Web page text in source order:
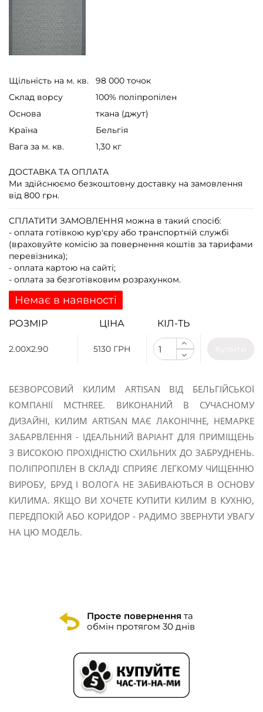
Щільність на м. кв.
98 000 точок
Склад ворсу
100% поліпропілен
Основа
ткана (джут)
Країна
Бельгія
Вага за м. кв.
1,30 кг
ДОСТАВКА ТА ОПЛАТА
Ми здійснюємо безкоштовну доставку на замовлення
від 800 грн.
СПЛАТИТИ ЗАМОВЛЕННЯ можна в такий спосіб:
- оплата готівкою кур'єру або транспортній службі
(враховуйте комісію за повернення коштів за тарифами
перевізника);
- оплата картою на сайті;
- оплата за безготівковим розрахунком.
Немає в наявності
РОЗМІР ЦІНА КІЛ-ТЬ
2.00X2.90 5130 ГРН
БЕЗВОРСОВИЙ КИЛИМ ARTISAN ВІД БЕЛЬГІЙСЬКОЇ
КОМПАНІЇ MCTHREE. ВИКОНАНИЙ В СУЧАСНОМУ
ДИЗАЙНІ, КИЛИМ ARTISAN МАЄ ЛАКОНІЧНЕ, НЕМАРКЕ
ЗАБАРВЛЕННЯ - ІДЕАЛЬНИЙ ВАРІАНТ ДЛЯ ПРИМІЩЕНЬ
З ВИСОКОЮ ПРОХІДНІСТЮ СХИЛЬНИХ ДО ЗАБРУДНЕНЬ.
ПОЛІПРОПІЛЕН В СКЛАДІ СПРИЯЄ ЛЕГКОМУ ЧИЩЕННЮ
ВИРОБУ, БРУД І ВОЛОГА НЕ ЗАБИВАЮТЬСЯ В ОСНОВУ
КИЛИМА. ЯКЩО ВИ ХОЧЕТЕ КУПИТИ КИЛИМ В КУХНЮ,
ПЕРЕДПОКІЙ АБО КОРИДОР - РАДИМО ЗВЕРНУТИ УВАГУ
НА ЦЮ МОДЕЛЬ.
Просте повернення та
обмін протягом 30 днів